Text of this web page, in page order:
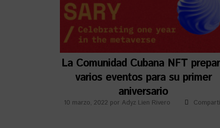
La Comunidad Cubana NFT
varios eventos para su primer
aniversario
10 marzo, 2022 por Adyz Lien Rivero